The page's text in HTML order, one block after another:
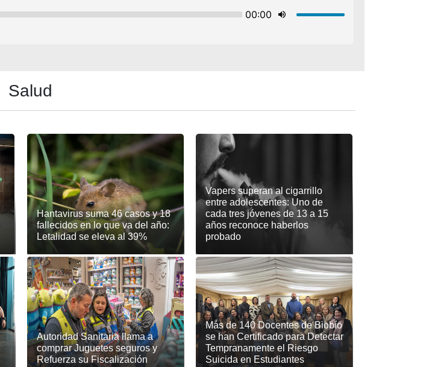
Salud
Hantavirus suma 46 casos y 18
fallecidos en lo que va del año:
Letalidad se eleva al 39%
Vapers superan al cigarrillo
entre adolescentes: Uno de
cada tres jóvenes de 13 a 15
años reconoce haberlos
probado
Autoridad Sanitaria llama a
comprar Juguetes seguros y
Refuerza su Fiscalización
Más de 140 Docentes de Biobío
se han Certificado para Detectar
Tempranamente el Riesgo
Suicida en Estudiantes